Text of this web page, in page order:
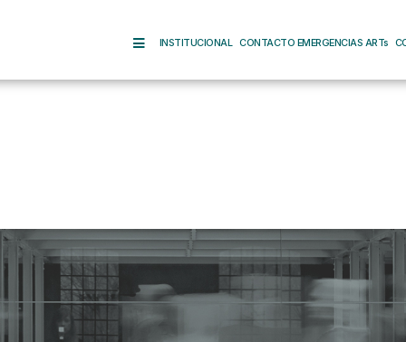
INSTITUCIONAL CONTACTO EMERGENCIAS ARTs